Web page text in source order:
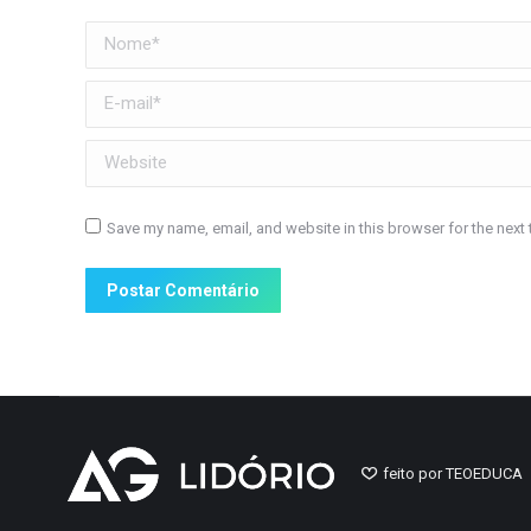
Nome *
E-mail *
Website
Save my name, email, and website in this browser for the next
Postar Comentário
feito por TEOEDUCA